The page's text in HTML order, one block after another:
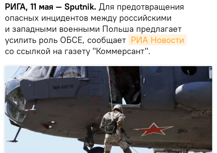
РИГА, 11 мая — Sputnik. Для предотвращения
опасных инцидентов между российскими
и западными военными Польша предлагает
усилить роль ОБСЕ, сообщает РИА Новости
со ссылкой на газету "Коммерсант".